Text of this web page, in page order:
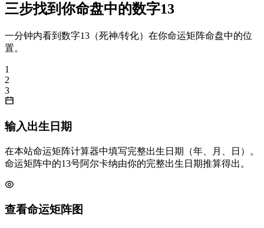
三步找到你命盘中的数字13
一分钟内看到数字13（死神/转化）在你命运矩阵命盘中的位
置。
1
2
3
输入出生日期
在本站命运矩阵计算器中填写完整出生日期（年、月、日）。
命运矩阵中的13号阿尔卡纳由你的完整出生日期推算得出。
查看命运矩阵图